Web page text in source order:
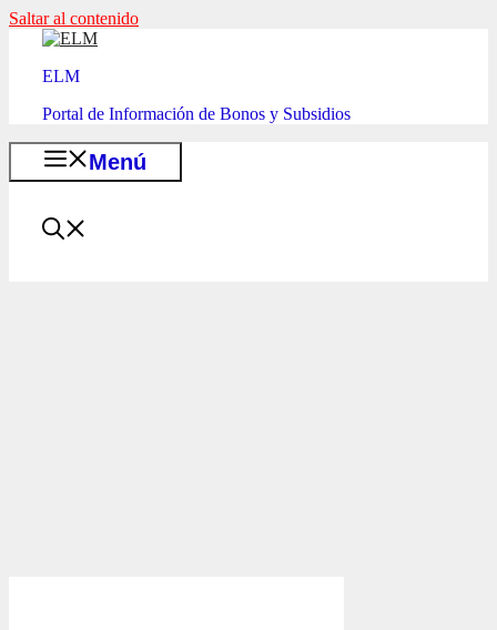
Saltar al contenido
ELM
Portal de Información de Bonos y Subsidios
Menú